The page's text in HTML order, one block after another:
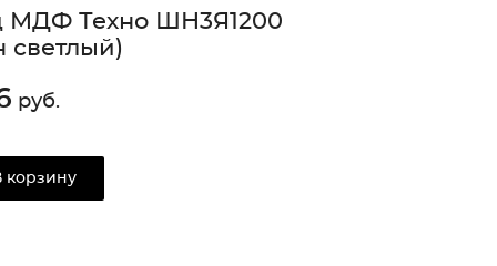
МДФ Техно ШН3Я1200
светлый)
руб.
корзину